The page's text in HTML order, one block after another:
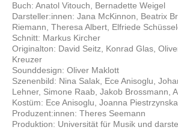
Buch: Anatol Vitouch, Bernadette Weigel
Darsteller:innen: Jana McKinnon, Beatrix
Riemann, Theresa Albert, Elfriede
Schnitt: Markus Kircher
Originalton: David Seitz, Konrad Glas,
Kreuzer
Sounddesign: Oliver Maklott
Szenenbild: Nina Salak, Ece Anisoglu,
Lehner, Simone Raab, Jakob Brossmann,
Kostüm: Ece Anisoglu, Joanna
Produzent:innen: Theres Seemann
Produktion: Universität für Musik und